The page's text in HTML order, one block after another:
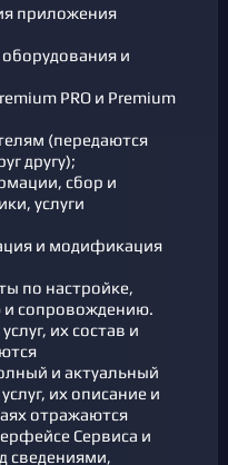
приложения
и
PRO и Premium
(передаются
другу);
сбор и
услуги
и модификация
по настройке,
и сопровождению.
их состав и
и актуальный
их описание и
отражаются
Сервиса и
сведениями,